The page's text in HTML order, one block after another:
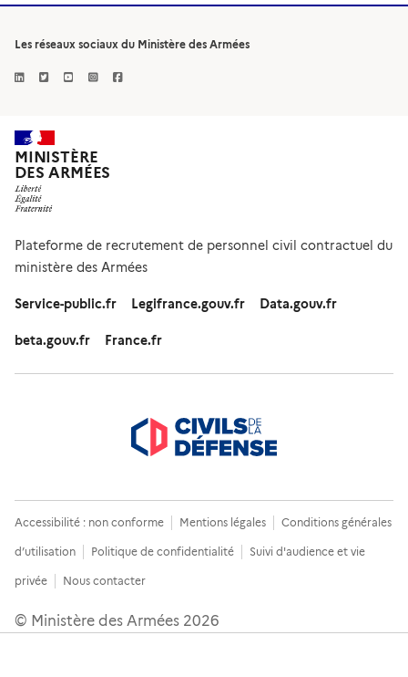
Les réseaux sociaux du Ministère des Armées
MINISTÈRE
DES ARMÉES
Plateforme de recrutement de personnel civil contractuel du
ministère des Armées
Service-public.fr Legifrance.gouv.fr Data.gouv.fr
beta.gouv.fr France.fr
Accessibilité : non conforme Mentions légales Conditions générales
d’utilisation Politique de confidentialité Suivi d'audience et vie
privée Nous contacter
© Ministère des Armées 2026